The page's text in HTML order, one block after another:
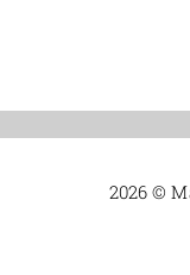
2026 ©